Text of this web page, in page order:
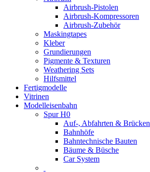
Airbrush-Pistolen
Airbrush-Kompressoren
Airbrush-Zubehör
Maskingtapes
Kleber
Grundierungen
Pigmente & Texturen
Weathering Sets
Hilfsmittel
Fertigmodelle
Vitrinen
Modelleisenbahn
Spur H0
Auf-, Abfahrten & Brücken
Bahnhöfe
Bahntechnische Bauten
Bäume & Büsche
Car System